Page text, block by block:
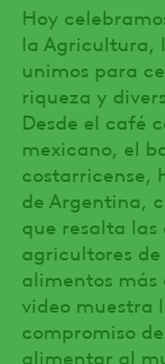
Hoy
la Agricultura,
unimos para
riqueza y
Desde el café
mexicano, el
costarricense,
de Argentina,
que resalta
agricultores
alimentos más
video muestra
compromiso
alimentar al